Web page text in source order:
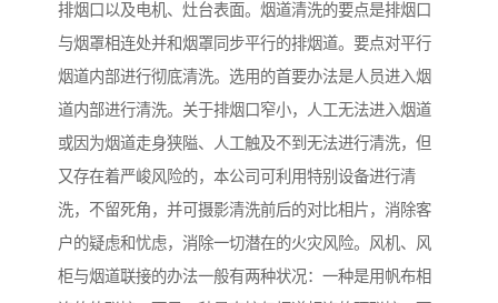
排烟口以及电机、灶台表面。烟道清洗的要点是排烟口
与烟罩相连处并和烟罩同步平行的排烟道。要点对平行
烟道内部进行彻底清洗。选用的首要办法是人员进入烟
道内部进行清洗。关于排烟口窄小，人工无法进入烟道
或因为烟道走身狭隘、人工触及不到无法进行清洗，但
又存在着严峻风险的，本公司可利用特别设备进行清
洗，不留死角，并可摄影清洗前后的对比相片，消除客
户的疑虑和忧虑，消除一切潜在的火灾风险。风机、风
柜与烟道联接的办法一般有两种状况：一种是用帆布相